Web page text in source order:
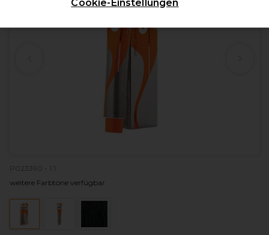
P023390 - 1.1
weitere Farbtöne verfügbar
Cookie-Einstellungen